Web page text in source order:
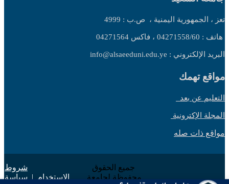
تعز ، الجمهورية اليمنية ، ص.ب : 4999
هاتف : 04271558/60 ، فاكس 04271564
البريد الإلكتروني : info@alsaeeduni.edu.ye
مواقع تهمك
التعليم عن بعد
المجلة الإكترونية
مواقع ذات صله
جميع الحقوق
محفوظة لجامعة
شروط
الاستخدام | سياسة